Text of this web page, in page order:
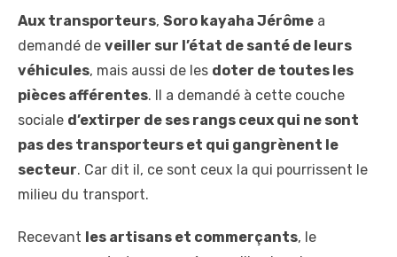
Aux transporteurs, Soro kayaha Jérôme a
demandé de veiller sur l’état de santé de leurs
véhicules, mais aussi de les doter de toutes les
pièces afférentes. Il a demandé à cette couche
sociale d’extirper de ses rangs ceux qui ne sont
pas des transporteurs et qui gangrènent le
secteur. Car dit il, ce sont ceux la qui pourrissent le
milieu du transport.
Recevant les artisans et commerçants, le